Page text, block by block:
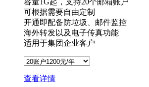
可根据需要自由定制
开通即配备防垃圾、邮件监控
海外转发以及电子传真功能
适用于集团企业客户
查看详情